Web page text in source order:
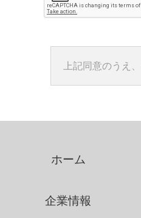
ホーム
企業情報